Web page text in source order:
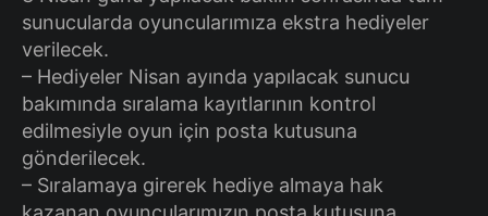
sunucularda oyuncularımıza ekstra hediyeler
verilecek.
– Hediyeler Nisan ayında yapılacak sunucu
bakımında sıralama kayıtlarının kontrol
edilmesiyle oyun için posta kutusuna
gönderilecek.
– Sıralamaya girerek hediye almaya hak